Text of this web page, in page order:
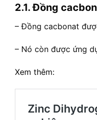
2.1. Đồng
– Đồng cacbonat
– Nó còn được ứng
Xem thêm: